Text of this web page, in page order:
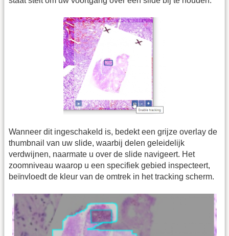
Wanneer dit ingeschakeld is, bedekt een grijze overlay de
thumbnail van uw slide, waarbij delen geleidelijk
verdwijnen, naarmate u over de slide navigeert. Het
zoomniveau waarop u een specifiek gebied inspecteert,
beïnvloedt de kleur van de omtrek in het tracking scherm.